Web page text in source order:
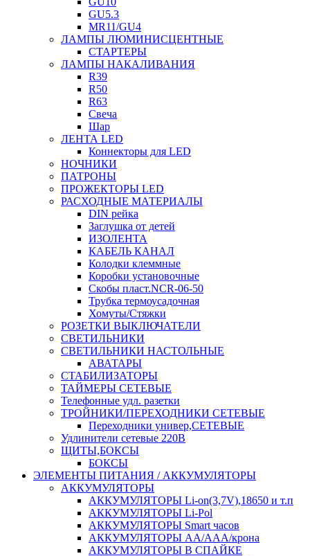
GU5.3
MR11/GU4
ЛАМПЫ ЛЮМИНИСЦЕНТНЫЕ
СТАРТЕРЫ
ЛАМПЫ НАКАЛИВАНИЯ
R39
R50
R63
Свеча
Шар
ЛЕНТА LED
Коннекторы для LED
НОЧНИКИ
ПАТРОНЫ
ПРОЖЕКТОРЫ LED
РАСХОДНЫЕ МАТЕРИАЛЫ
DIN рейка
Заглушка от детей
ИЗОЛЕНТА
КАБЕЛЬ КАНАЛ
Колодки клеммные
Коробки установочные
Скобы пласт.NCR-06-50
Трубка термоусадочная
Хомуты/Стяжки
РОЗЕТКИ ВЫКЛЮЧАТЕЛИ
СВЕТИЛЬНИКИ
СВЕТИЛЬНИКИ НАСТОЛЬНЫЕ
АВАТАРЫ
СТАБИЛИЗАТОРЫ
ТАЙМЕРЫ СЕТЕВЫЕ
Телефонные удл. разетки
ТРОЙНИКИ/ПЕРЕХОДНИКИ СЕТЕВЫЕ
Переходники универ,СЕТЕВЫЕ
Удлинители сетевые 220В
ЩИТЫ,БОКСЫ
БОКСЫ
ЭЛЕМЕНТЫ ПИТАНИЯ / АККУМУЛЯТОРЫ
АККУМУЛЯТОРЫ
АККУМУЛЯТОРЫ Li-on(3,7V),18650 и т.п
АККУМУЛЯТОРЫ Li-Pol
АККУМУЛЯТОРЫ Smart часов
АККУМУЛЯТОРЫ АА/ААА/крона
АККУМУЛЯТОРЫ В СПАЙКЕ